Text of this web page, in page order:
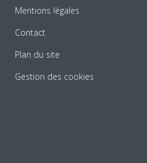
Mentions légales
Contact
Plan du site
Gestion des cookies